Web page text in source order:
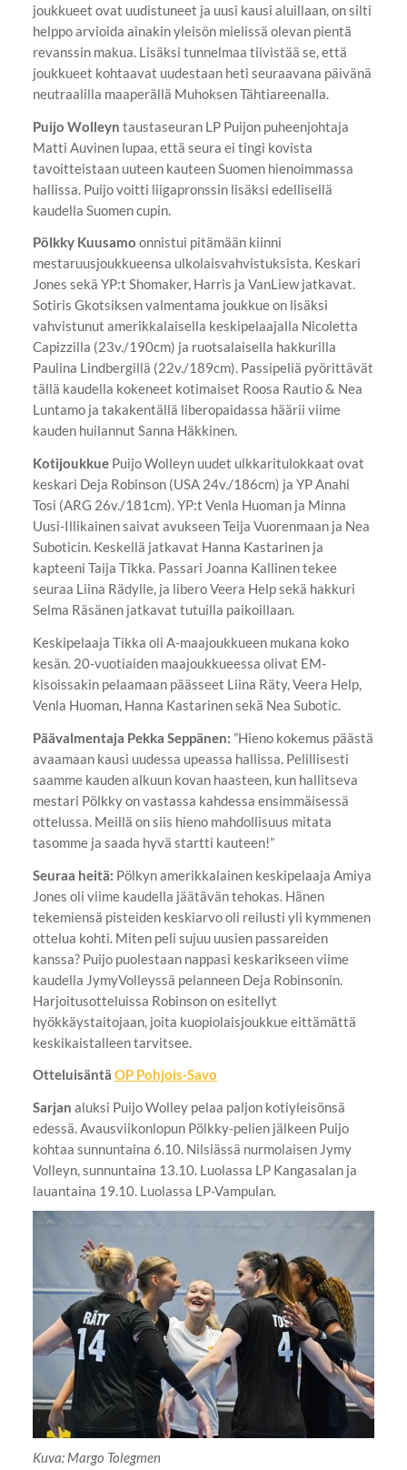
joukkueet ovat uudistuneet ja uusi kausi aluillaan, on silti
helppo arvioida ainakin yleisön mielissä olevan pientä
revanssin makua. Lisäksi tunnelmaa tiivistää se, että
joukkueet kohtaavat uudestaan heti seuraavana päivänä
neutraalilla maaperällä Muhoksen Tähtiareenalla.
Puijo Wolleyn taustaseuran LP Puijon puheenjohtaja
Matti Auvinen lupaa, että seura ei tingi kovista
tavoitteistaan uuteen kauteen Suomen hienoimmassa
hallissa. Puijo voitti liigapronssin lisäksi edellisellä
kaudella Suomen cupin.
Pölkky Kuusamo onnistui pitämään kiinni
mestaruusjoukkueensa ulkolaisvahvistuksista. Keskari
Jones sekä YP:t Shomaker, Harris ja VanLiew jatkavat.
Sotiris Gkotsiksen valmentama joukkue on lisäksi
vahvistunut amerikkalaisella keskipelaajalla Nicoletta
Capizzilla (23v./190cm) ja ruotsalaisella hakkurilla
Paulina Lindbergillä (22v./189cm). Passipeliä pyörittävät
tällä kaudella kokeneet kotimaiset Roosa Rautio & Nea
Luntamo ja takakentällä liberopaidassa häärii viime
kauden huilannut Sanna Häkkinen.
KotijoukkuePuijo Wolleyn uudet ulkkaritulokkaat ovat
keskari Deja Robinson (USA 24v./186cm) ja YP Anahi
Tosi (ARG 26v./181cm). YP:t Venla Huoman ja Minna
Uusi-Illikainen saivat avukseen Teija Vuorenmaan ja Nea
Suboticin. Keskellä jatkavat Hanna Kastarinen ja
kapteeni Taija Tikka. Passari Joanna Kallinen tekee
seuraa Liina Rädylle, ja libero Veera Help sekä hakkuri
Selma Räsänen jatkavat tutuilla paikoillaan.
Keskipelaaja Tikka oli A-maajoukkueen mukana koko
kesän. 20-vuotiaiden maajoukkueessa olivat EM-
kisoissakin pelaamaan päässeet Liina Räty, Veera Help,
Venla Huoman, Hanna Kastarinen sekä Nea Subotic.
Päävalmentaja Pekka Seppänen: ”Hieno kokemus päästä
avaamaan kausi uudessa upeassa hallissa. Pelillisesti
saamme kauden alkuun kovan haasteen, kun hallitseva
mestari Pölkky on vastassa kahdessa ensimmäisessä
ottelussa. Meillä on siis hieno mahdollisuus mitata
tasomme ja saada hyvä startti kauteen!”
Seuraa heitä: Pölkyn amerikkalainen keskipelaaja Amiya
Jones oli viime kaudella jäätävän tehokas. Hänen
tekemiensä pisteiden keskiarvo oli reilusti yli kymmenen
ottelua kohti. Miten peli sujuu uusien passareiden
kanssa? Puijo puolestaan nappasi keskarikseen viime
kaudella JymyVolleyssä pelanneen Deja Robinsonin.
Harjoitusotteluissa Robinson on esitellyt
hyökkäystaitojaan, joita kuopiolaisjoukkue eittämättä
keskikaistalleen tarvitsee.
Otteluisäntä OP Pohjois-Savo
Sarjan aluksi Puijo Wolley pelaa paljon kotiyleisönsä
edessä. Avausviikonlopun Pölkky-pelien jälkeen Puijo
kohtaa sunnuntaina 6.10. Nilsiässä nurmolaisen Jymy
Volleyn, sunnuntaina 13.10. Luolassa LP Kangasalan ja
lauantaina 19.10. Luolassa LP-Vampulan.
Kuva: Margo Tolegmen